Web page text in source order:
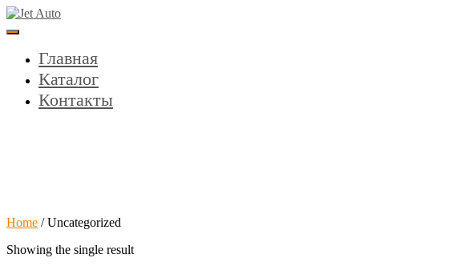
Toggle
Главная
Каталог
Контакты
Home / Uncategorized
Showing the single result